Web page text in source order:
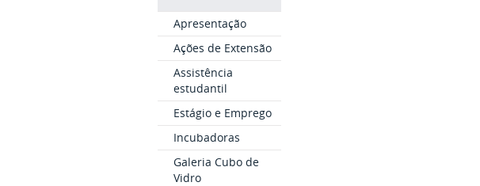
Apresentação
Ações de Extensão
Assistência
estudantil
Estágio e Emprego
Incubadoras
Galeria Cubo de
Vidro